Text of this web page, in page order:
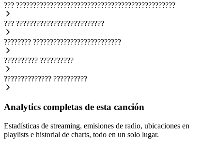
??? ???????????????????????????????????????????????
??? ??????????????????????????
???????? ??????????????????????????
?????????? ??????????
?????????????? ??????????
Analytics completas de esta canción
Estadísticas de streaming, emisiones de radio, ubicaciones en
playlists e historial de charts, todo en un solo lugar.